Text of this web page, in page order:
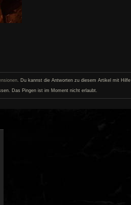
. Du kannst die Antworten zu diesem Artikel mit Hilfe
Das Pingen ist im Moment nicht erlaubt.